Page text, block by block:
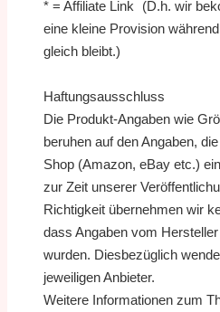
* = Affiliate Link (D.h. wir
eine kleine Provision
gleich bleibt.)
Haftungsausschluss
Die Produkt-Angaben wie
beruhen auf den Angaben,
Shop (Amazon, eBay etc.)
zur Zeit unserer
Richtigkeit übernehmen wir
dass Angaben vom
wurden. Diesbezüglich
jeweiligen Anbieter.
Weitere Informationen zum